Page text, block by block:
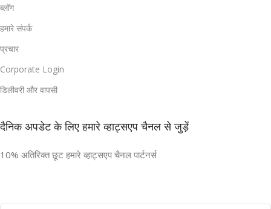
ब्लॉग
हमारे संपर्क
प्रचार
Corporate Login
डिलीवरी और वापसी
दैनिक अपडेट के लिए हमारे व्हाट्सएप चैनल से जुड़ें
10% अतिरिक्त छूट हमारे व्हाट्सएप चैनल पार्टनर्स